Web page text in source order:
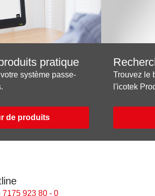
pratique
système passe-
de produits
Trouvez le
l'icotek
7175 923 80 - 0